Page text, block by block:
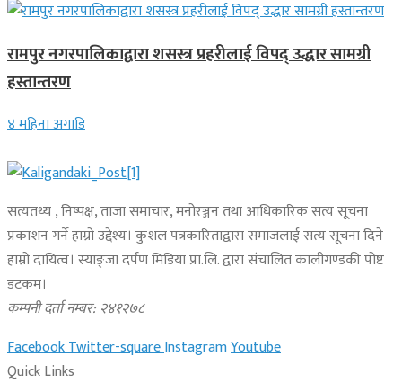
रामपुर नगरपालिकाद्वारा शसस्त्र प्रहरीलाई विपद् उद्धार सामग्री
हस्तान्तरण
४ महिना अगाडि
सत्यतथ्य , निष्पक्ष, ताजा समाचार, मनोरञ्जन तथा आधिकारिक सत्य सूचना
प्रकाशन गर्ने हाम्रो उद्देश्य। कुशल पत्रकारिताद्वारा समाजलाई सत्य सूचना दिने
हाम्रो दायित्व। स्याङ्जा दर्पण मिडिया प्रा.लि. द्वारा संचालित कालीगण्डकी पोष्ट
डटकम।
कम्पनी दर्ता नम्बर: २४१२७८
FacebookTwitter-squareInstagramYoutube
Quick Links